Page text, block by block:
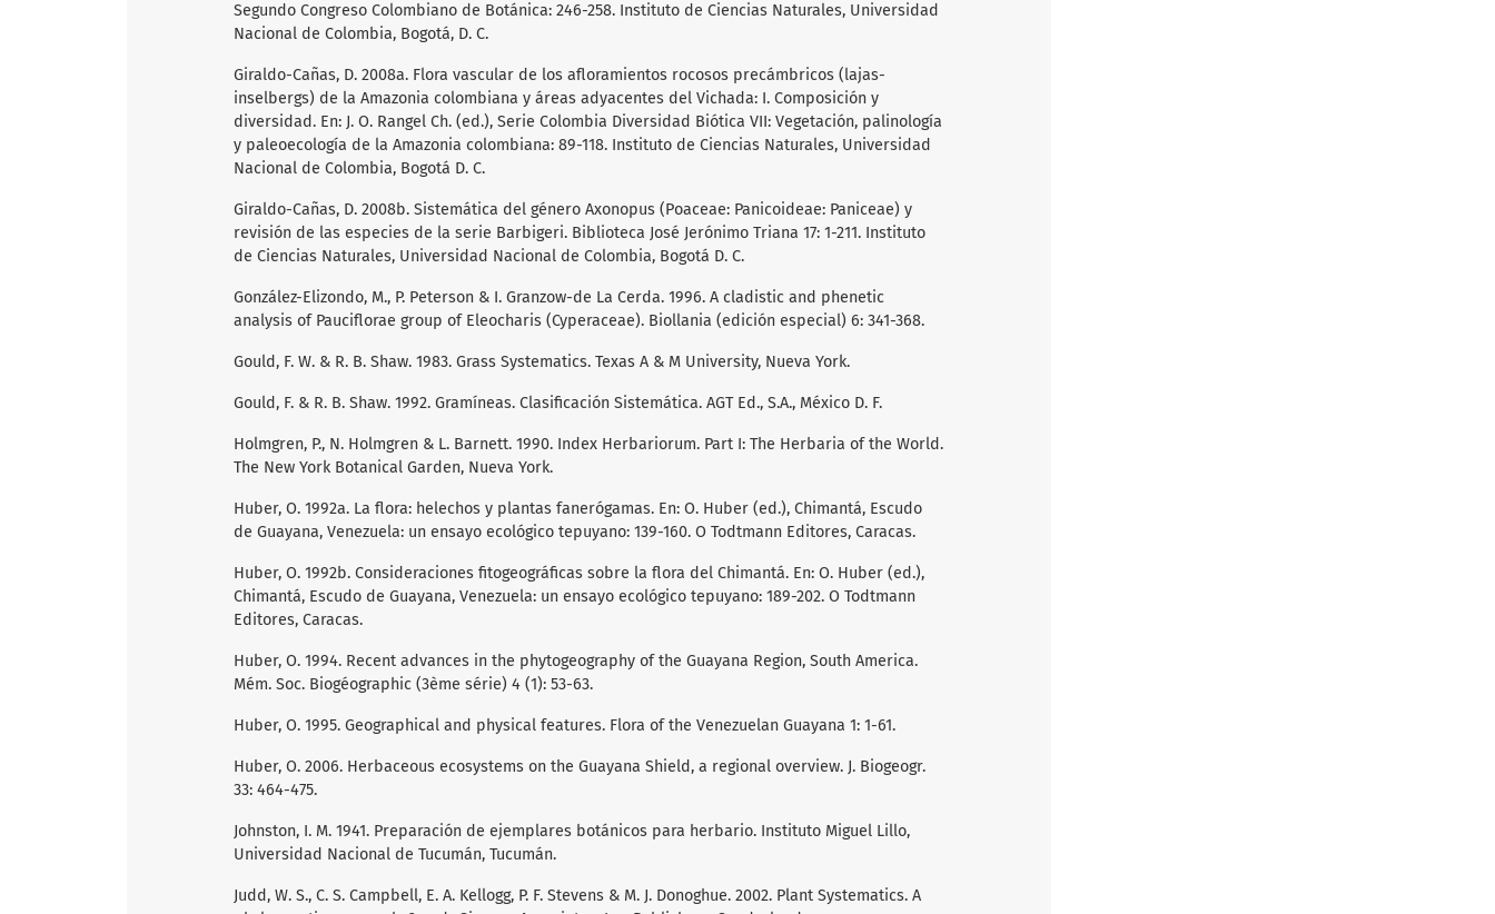
Segundo Congreso Colombiano de Botánica: 246-258. Instituto de Ciencias Naturales, Universidad
Nacional de Colombia, Bogotá, D. C.
Giraldo-Cañas, D. 2008a. Flora vascular de los afloramientos rocosos precámbricos (lajas-
inselbergs) de la Amazonia colombiana y áreas adyacentes del Vichada: I. Composición y
diversidad. En: J. O. Rangel Ch. (ed.), Serie Colombia Diversidad Biótica VII: Vegetación, palinología
y paleoecología de la Amazonia colombiana: 89-118. Instituto de Ciencias Naturales, Universidad
Nacional de Colombia, Bogotá D. C.
Giraldo-Cañas, D. 2008b. Sistemática del género Axonopus (Poaceae: Panicoideae: Paniceae) y
revisión de las especies de la serie Barbigeri. Biblioteca José Jerónimo Triana 17: 1-211. Instituto
de Ciencias Naturales, Universidad Nacional de Colombia, Bogotá D. C.
González-Elizondo, M., P. Peterson & I. Granzow-de La Cerda. 1996. A cladistic and phenetic
analysis of Pauciflorae group of Eleocharis (Cyperaceae). Biollania (edición especial) 6: 341-368.
Gould, F. W. & R. B. Shaw. 1983. Grass Systematics. Texas A & M University, Nueva York.
Gould, F. & R. B. Shaw. 1992. Gramíneas. Clasificación Sistemática. AGT Ed., S.A., México D. F.
Holmgren, P., N. Holmgren & L. Barnett. 1990. Index Herbariorum. Part I: The Herbaria of the World.
The New York Botanical Garden, Nueva York.
Huber, O. 1992a. La flora: helechos y plantas fanerógamas. En: O. Huber (ed.), Chimantá, Escudo
de Guayana, Venezuela: un ensayo ecológico tepuyano: 139-160. O Todtmann Editores, Caracas.
Huber, O. 1992b. Consideraciones fitogeográficas sobre la flora del Chimantá. En: O. Huber (ed.),
Chimantá, Escudo de Guayana, Venezuela: un ensayo ecológico tepuyano: 189-202. O Todtmann
Editores, Caracas.
Huber, O. 1994. Recent advances in the phytogeography of the Guayana Region, South America.
Mém. Soc. Biogéographic (3ème série) 4 (1): 53-63.
Huber, O. 1995. Geographical and physical features. Flora of the Venezuelan Guayana 1: 1-61.
Huber, O. 2006. Herbaceous ecosystems on the Guayana Shield, a regional overview. J. Biogeogr.
33: 464-475.
Johnston, I. M. 1941. Preparación de ejemplares botánicos para herbario. Instituto Miguel Lillo,
Universidad Nacional de Tucumán, Tucumán.
Judd, W. S., C. S. Campbell, E. A. Kellogg, P. F. Stevens & M. J. Donoghue. 2002. Plant Systematics. A